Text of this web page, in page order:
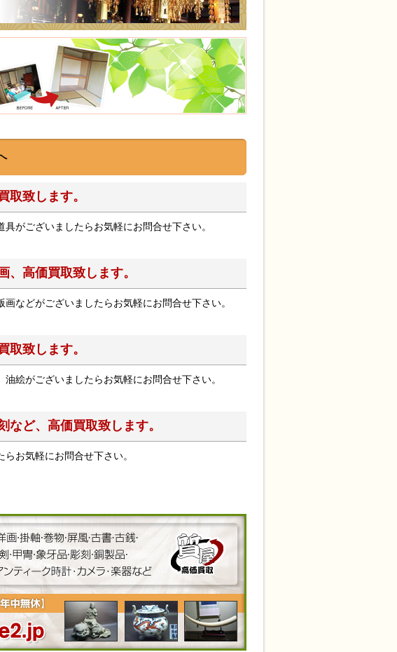
取致します。
がございましたらお気軽にお問合せ下さい。
、高価買取致します。
などがございましたらお気軽にお問合せ下さい。
取致します。
絵がございましたらお気軽にお問合せ下さい。
など、高価買取致します。
お気軽にお問合せ下さい。